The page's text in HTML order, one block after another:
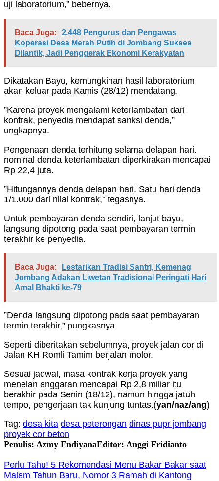
uji laboratorium,” bebernya.
Baca Juga:
2.448 Pengurus dan Pengawas
Koperasi Desa Merah Putih di Jombang Sukses
Dilantik, Jadi Penggerak Ekonomi Kerakyatan
Dikatakan Bayu, kemungkinan hasil laboratorium
akan keluar pada Kamis (28/12) mendatang.
”Karena proyek mengalami keterlambatan dari
kontrak, penyedia mendapat sanksi denda,”
ungkapnya.
Pengenaan denda terhitung selama delapan hari.
nominal denda keterlambatan diperkirakan mencapai
Rp 22,4 juta.
”Hitungannya denda delapan hari. Satu hari denda
1/1.000 dari nilai kontrak,” tegasnya.
Untuk pembayaran denda sendiri, lanjut bayu,
langsung dipotong pada saat pembayaran termin
terakhir ke penyedia.
Baca Juga:
Lestarikan Tradisi Santri, Kemenag
Jombang Adakan Liwetan Tradisional Peringati Hari
Amal Bhakti ke-79
”Denda langsung dipotong pada saat pembayaran
termin terakhir,” pungkasnya.
Seperti diberitakan sebelumnya, proyek jalan cor di
Jalan KH Romli Tamim berjalan molor.
Sesuai jadwal, masa kontrak kerja proyek yang
menelan anggaran mencapai Rp 2,8 miliar itu
berakhir pada Senin (18/12), namun hingga jatuh
tempo, pengerjaan tak kunjung tuntas.(yan/naz/ang)
Tag: desa kita desa peterongan dinas pupr jombang
proyek cor beton
Penulis: Azmy EndiyanaEditor: Anggi Fridianto
Perlu Tahu! 5 Rekomendasi Menu Bakar Bakar saat
Malam Tahun Baru, Nomor 3 Ramah di Kantong